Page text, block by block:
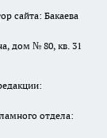
сайта: Бакаева
дом № 80, кв. 31
отдела: